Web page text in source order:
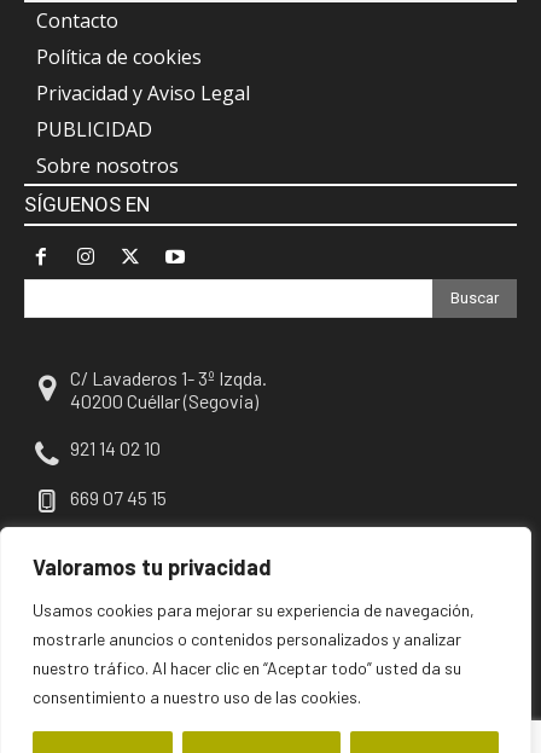
Valoramos tu privacidad
Usamos cookies para mejorar su experiencia de navegación,
mostrarle anuncios o contenidos personalizados y analizar
nuestro tráfico. Al hacer clic en “Aceptar todo” usted da su
consentimiento a nuestro uso de las cookies.
Contacto
Política de cookies
Privacidad y Aviso Legal
PUBLICIDAD
Sobre nosotros
SÍGUENOS EN
Buscar
C/ Lavaderos 1- 3º Izqda.
40200 Cuéllar (Segovia)
921 14 02 10
669 07 45 15